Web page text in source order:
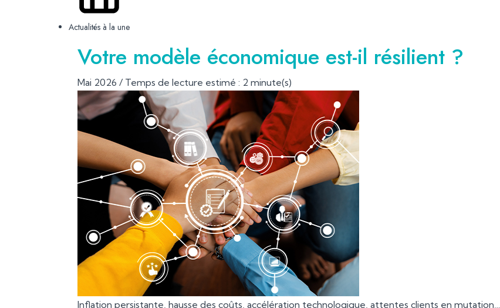
Actualités à la une
Votre modèle économique est-il résilient ?
Mai 2026 / Temps de lecture estimé : 2 minute(s)
Inflation persistante, hausse des coûts, accélération technologique, attentes clients en mutation…